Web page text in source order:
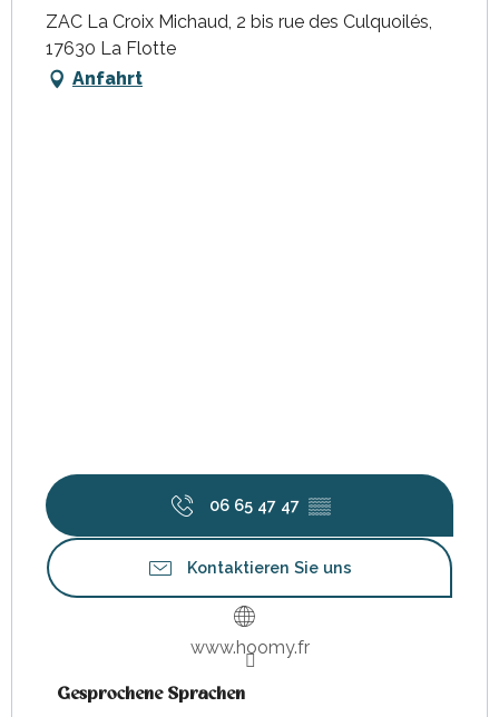
ZAC La Croix Michaud, 2 bis rue des Culquoilés,
17630 La Flotte
Anfahrt
06 65 47 47 ▒▒
Kontaktieren Sie uns
www.hoomy.fr
Gesprochene Sprachen
Gesprochene Sprachen